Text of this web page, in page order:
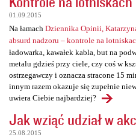
01.09.2015
Na łamach Dziennika Opinii,
absurd nadzoru – kontrole na
ładowarka, kawałek kabla, but na
metalu gdzieś przy ciele, czy coś w
ostrzegawczy i oznacza stracone 15
innym razem okazuje się zupełnie
uwiera Ciebie najbardziej?
Jak wziąć udział w
25.08.2015